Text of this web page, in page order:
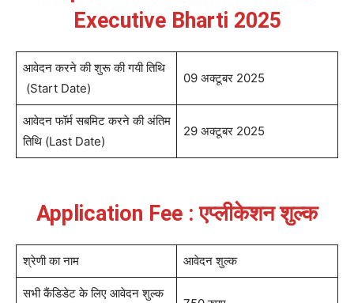
Executive Bharti 2025
आवेदन करने की शुरू की गयी तिथि
(Start Date)
09 अक्टूबर 2025
आवेदन फॉर्म सबमिट करने की अंतिम
तिथि (Last Date)
29 अक्टूबर 2025
Application Fee : एप्लीकेशन शुल्क
श्रेणी का नाम आवेदन शुल्क
सभी कैंडिडेट के लिए आवेदन शुल्क